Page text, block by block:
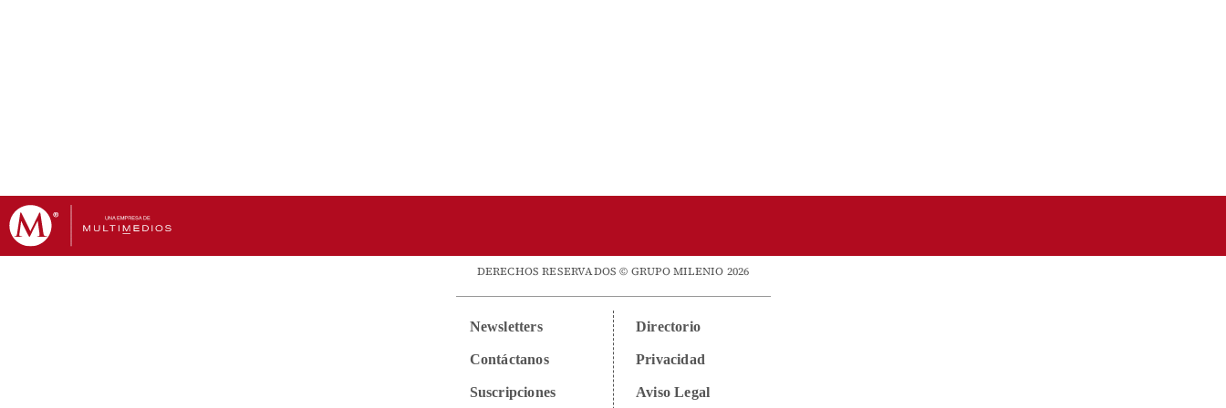
DERECHOS RESERVADOS © GRUPO MILENIO 2026
Newsletters
Contáctanos
Suscripciones
Directorio
Privacidad
Aviso Legal